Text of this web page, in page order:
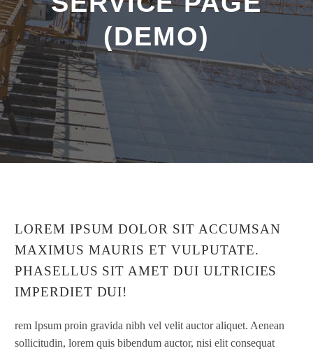
(DEMO)
LOREM IPSUM DOLOR SIT ACCUMSAN
MAXIMUS MAURIS ET VULPUTATE.
PHASELLUS SIT AMET DUI ULTRICIES
IMPERDIET DUI!
rem Ipsum proin gravida nibh vel velit auctor aliquet. Aenean
sollicitudin, lorem quis bibendum auctor, nisi elit consequat